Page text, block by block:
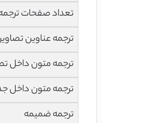
تعداد صفحات
ترجمه عناوین
ترجمه متون داخل
ترجمه متون داخل
ترجمه ضمیمه